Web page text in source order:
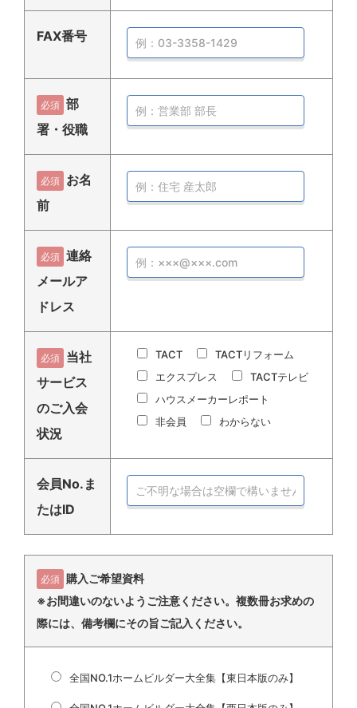
FAX番号
必須 部
署・役職
必須 お名
前
必須 連絡
メールア
ドレス
必須 当社
サービス
のご入会
状況
TACT
TACTリフォーム
エクスプレス
TACTテレビ
ハウスメーカーレポート
非会員
わからない
会員No.ま
たはID
必須 購入ご希望資料
※お間違いのないようご注意ください。複数冊お求めの
際には、備考欄にその旨ご記入ください。
全国NO.1ホームビルダー大全集【東日本版のみ】